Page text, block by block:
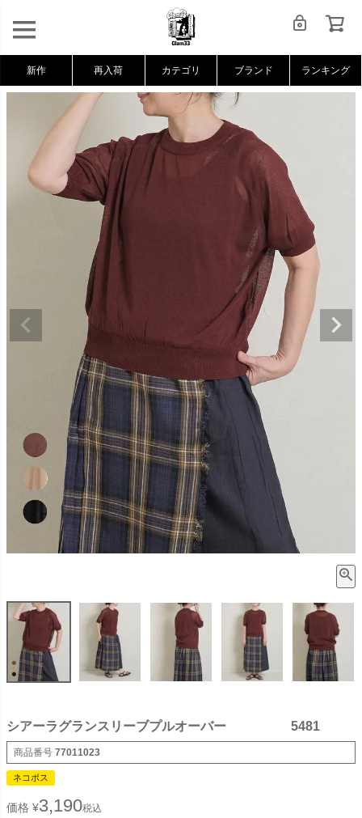
新作 再入荷 カテゴリ ブランド ランキング
シアーラグランスリーブプルオーバー 5481
商品番号 77011023
ネコポス
価格 ¥3,190税込